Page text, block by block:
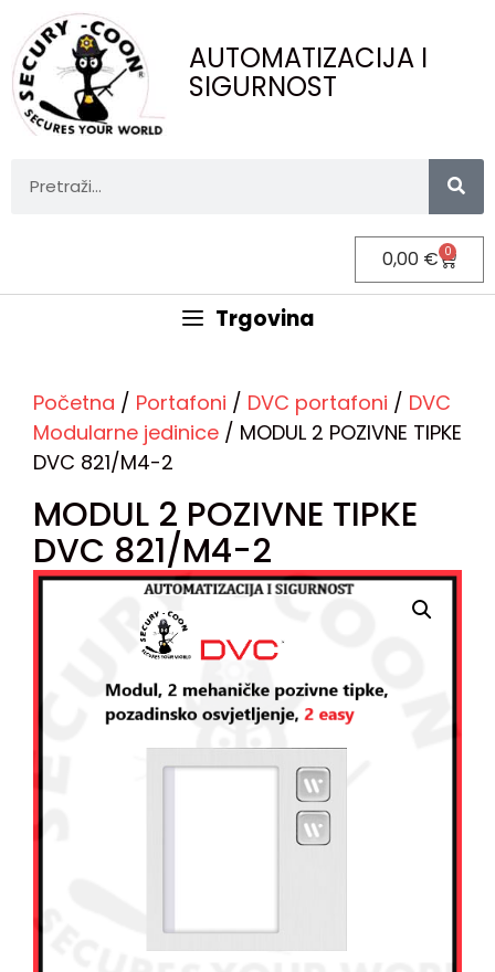
AUTOMATIZACIJA I
SIGURNOST
0,00 € 0
Trgovina
Početna / Portafoni / DVC portafoni / DVC
Modularne jedinice / MODUL 2 POZIVNE TIPKE
DVC 821/M4-2
MODUL 2 POZIVNE TIPKE
DVC 821/M4-2